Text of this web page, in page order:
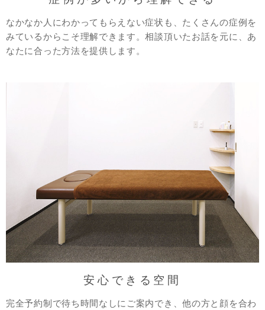
なかなか人にわかってもらえない症状も、たくさんの症例を
みているからこそ理解できます。相談頂いたお話を元に、あ
なたに合った方法を提供します。
安心できる空間
完全予約制で待ち時間なしにご案内でき、他の方と顔を合わ